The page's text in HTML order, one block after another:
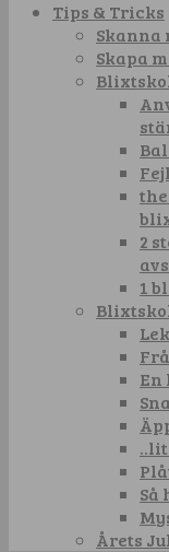
Tips & Tricks
Skanna
Skapa
2
1
En
Så
Årets